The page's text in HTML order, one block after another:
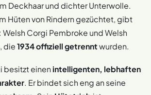
Deckhaar und dichter Unterwolle.
Hüten von Rindern gezüchtet, gibt
: Welsh Corgi Pembroke und Welsh
die1934 offiziell getrenntwurden.
besitzt einenintelligenten, lebhaften
. Er bindet sich eng an seine